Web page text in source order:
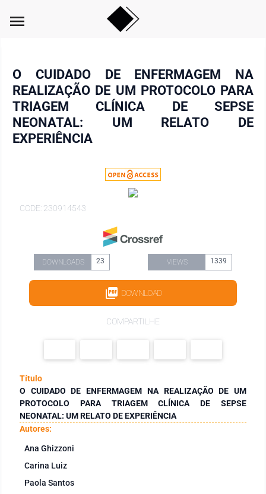
menu
O CUIDADO DE ENFERMAGEM NA
REALIZAÇÃO DE UM PROTOCOLO PARA
TRIAGEM CLÍNICA DE SEPSE
NEONATAL: UM RELATO DE
EXPERIÊNCIA
CODE: 230914543
DOWNLOADS 23 VIEWS 1339
DOWNLOAD
COMPARTILHE
Título
O CUIDADO DE ENFERMAGEM NA REALIZAÇÃO DE UM
PROTOCOLO PARA TRIAGEM CLÍNICA DE SEPSE
NEONATAL: UM RELATO DE EXPERIÊNCIA
Autores:
Ana Ghizzoni
Carina Luiz
Paola Santos